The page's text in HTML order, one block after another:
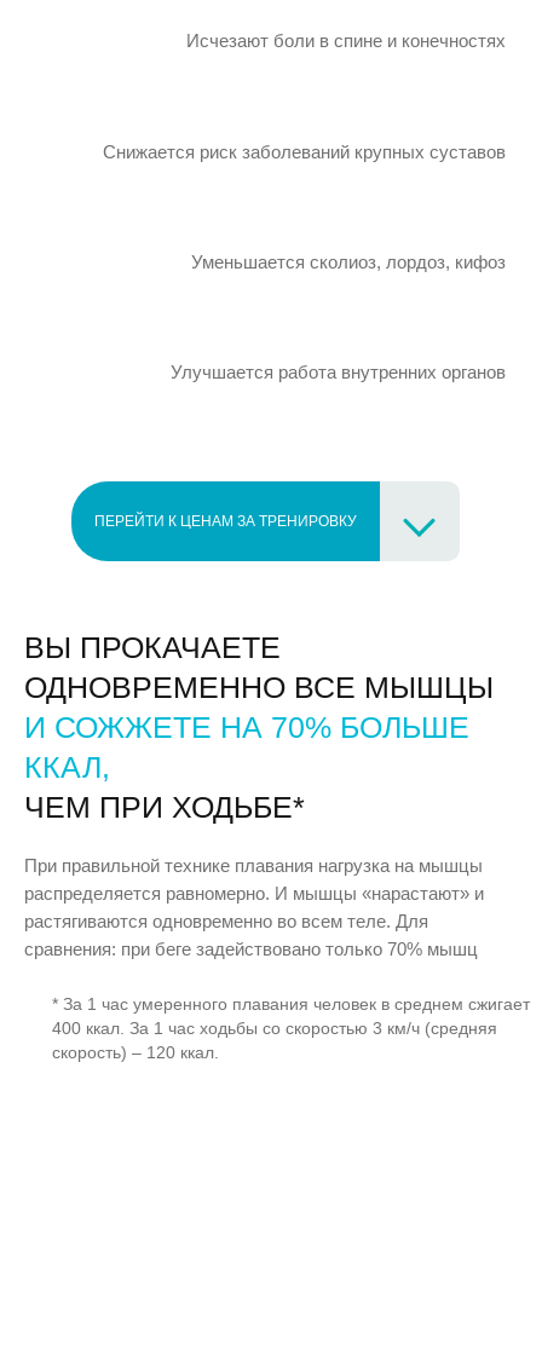
Исчезают боли в спине и конечностях
Снижается риск заболеваний крупных суставов
Уменьшается сколиоз, лордоз, кифоз
Улучшается работа внутренних органов
ПЕРЕЙТИ К ЦЕНАМ ЗА ТРЕНИРОВКУ
ВЫ ПРОКАЧАЕТЕ
ОДНОВРЕМЕННО ВСЕ МЫШЦЫ
И СОЖЖЕТЕ НА 70% БОЛЬШЕ
ККАЛ,
ЧЕМ ПРИ ХОДЬБЕ*
При правильной технике плавания нагрузка на мышцы
распределяется равномерно. И мышцы «нарастают» и
растягиваются одновременно во всем теле. Для
сравнения: при беге задействовано только 70% мышц
* За 1 час умеренного плавания человек в среднем сжигает
400 ккал. За 1 час ходьбы со скоростью 3 км/ч (средняя
скорость) – 120 ккал.